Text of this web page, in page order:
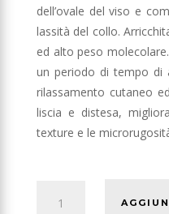
dell’ovale del viso e
lassità del collo.
ed alto peso
un periodo di tempo di
rilassamento cutaneo
liscia e distesa,
texture e le